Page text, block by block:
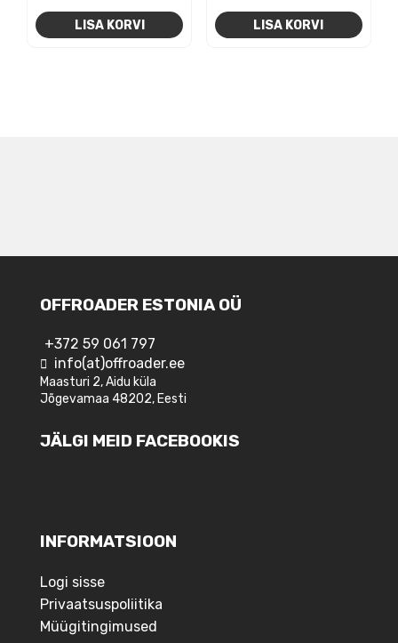
LISA KORVI LISA KORVI
OFFROADER ESTONIA OÜ
+372 59 061 797
info(at)offroader.ee
Maasturi 2, Aidu küla
Jõgevamaa 48202, Eesti
JÄLGI MEID FACEBOOKIS
INFORMATSIOON
Logi sisse
Privaatsuspoliitika
Müügitingimused